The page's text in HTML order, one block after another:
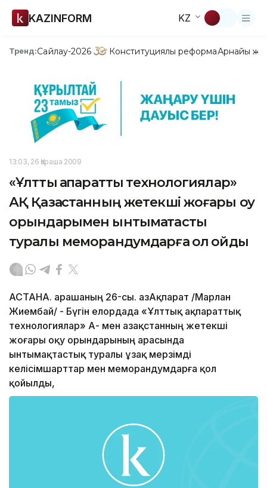
KAZINFORM KZ
Тренд:Сайлау-2026 Конституциялық реформаАрнайы
13:03, 26 Қараша 2009
«Ұлттық ақпараттық технологиялар»
АҚ Қазақстанның жетекші жоғары оқу
орындарымен ынтымақтастық
туралы меморандумдарға қол қойды
АСТАНА. Қарашаның 26-сы. ҚазАқпарат /Марлан
Жиембай/ - Бүгін елордада «Ұлттық ақпараттық
технологиялар» АҚ- мен Қазақстанның жетекші
жоғары оқу орындарының арасында
ынтымақтастық туралы ұзақ мерзімді
келісімшарттар мен меморандумдарға қол
қойылды,